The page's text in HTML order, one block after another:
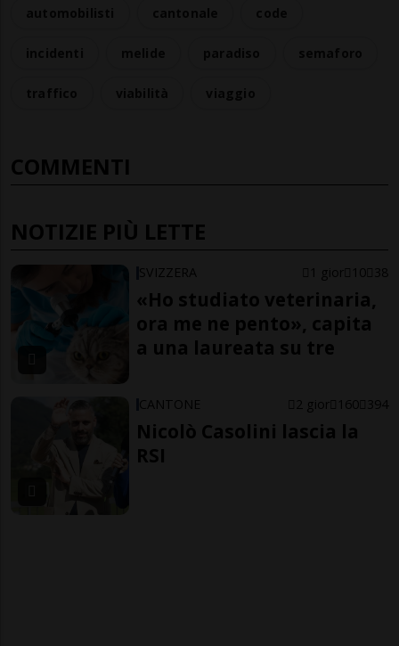
COMMENTI
NOTIZIE PIÙ LETTE
SVIZZERA 1 gior 10 38
«Ho studiato veterinaria,
ora me ne pento», capita
a una laureata su tre
CANTONE 2 gior 160 394
Nicolò Casolini lascia la
RSI